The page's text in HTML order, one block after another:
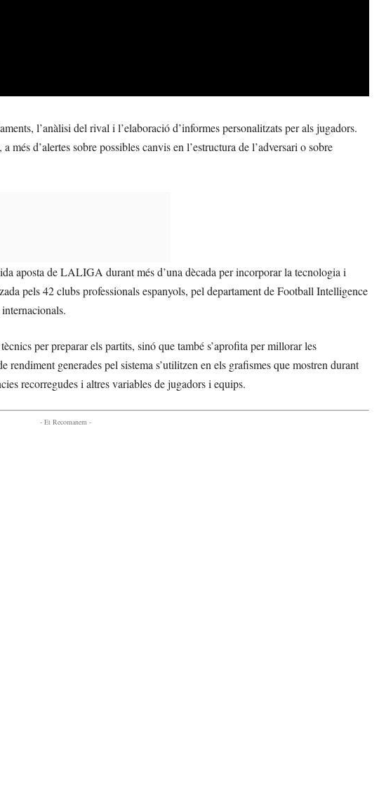
l’anàlisi del rival i l’elaboració d’informes personalitzats per als jugadors.
d’alertes sobre possibles canvis en l’estructura de l’adversari o sobre
aposta de LALIGA durant més d’una dècada per incorporar la tecnologia i
pels 42 clubs professionals espanyols, pel departament de Football Intelligence
per preparar els partits, sinó que també s’aprofita per millorar les
generades pel sistema s’utilitzen en els grafismes que mostren durant
recorregudes i altres variables de jugadors i equips.
- Et Recomanem -